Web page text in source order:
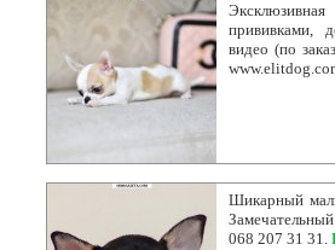
прививками,
видео (по
Шикарный
068 207 31 31.